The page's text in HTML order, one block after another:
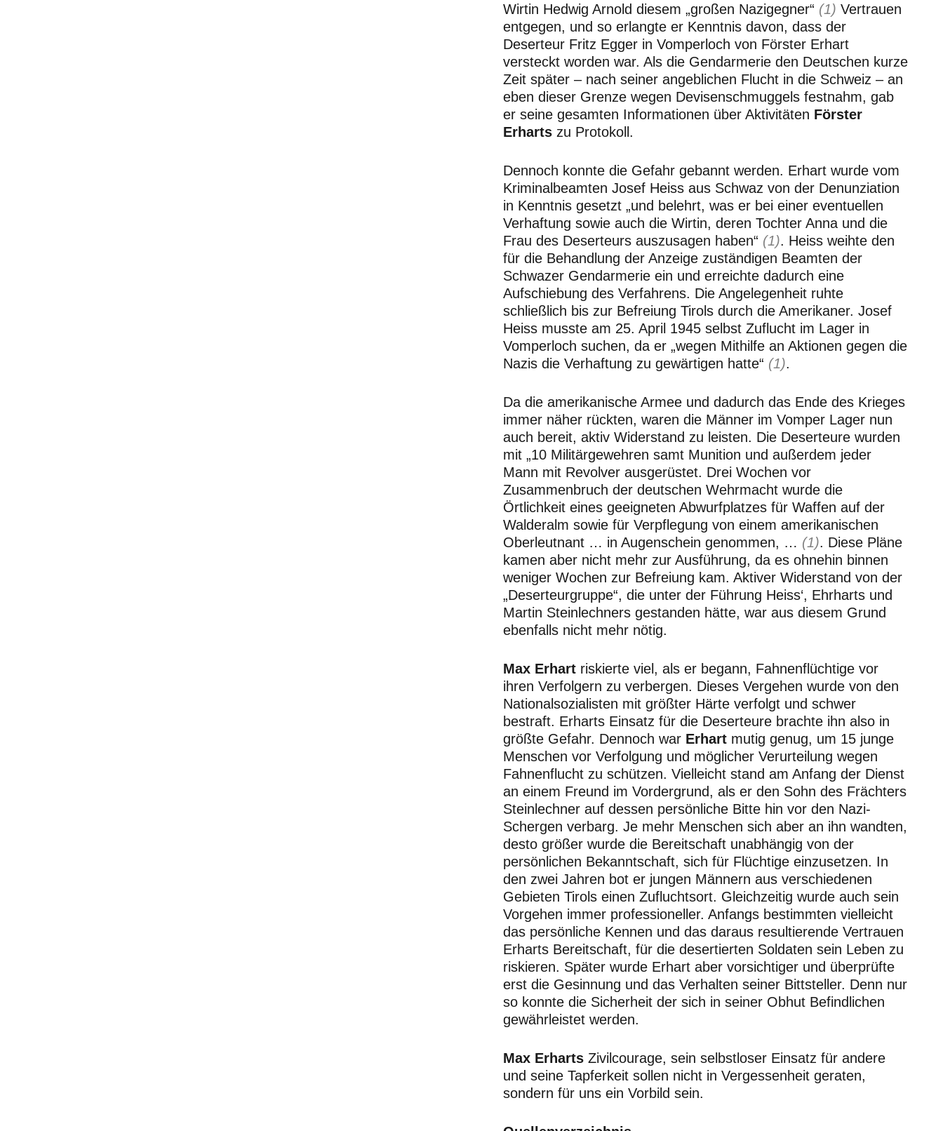
Wirtin Hedwig Arnold diesem „großen Nazigegner“ (1) Vertrauen
entgegen, und so erlangte er Kenntnis davon, dass der
Deserteur Fritz Egger in Vomperloch von Förster Erhart
versteckt worden war. Als die Gendarmerie den Deutschen kurze
Zeit später – nach seiner angeblichen Flucht in die Schweiz – an
eben dieser Grenze wegen Devisenschmuggels festnahm, gab
er seine gesamten Informationen über Aktivitäten Förster
Erharts zu Protokoll.
Dennoch konnte die Gefahr gebannt werden. Erhart wurde vom
Kriminalbeamten Josef Heiss aus Schwaz von der Denunziation
in Kenntnis gesetzt „und belehrt, was er bei einer eventuellen
Verhaftung sowie auch die Wirtin, deren Tochter Anna und die
Frau des Deserteurs auszusagen haben“ (1). Heiss weihte den
für die Behandlung der Anzeige zuständigen Beamten der
Schwazer Gendarmerie ein und erreichte dadurch eine
Aufschiebung des Verfahrens. Die Angelegenheit ruhte
schließlich bis zur Befreiung Tirols durch die Amerikaner. Josef
Heiss musste am 25. April 1945 selbst Zuflucht im Lager in
Vomperloch suchen, da er „wegen Mithilfe an Aktionen gegen die
Nazis die Verhaftung zu gewärtigen hatte“ (1).
Da die amerikanische Armee und dadurch das Ende des Krieges
immer näher rückten, waren die Männer im Vomper Lager nun
auch bereit, aktiv Widerstand zu leisten. Die Deserteure wurden
mit „10 Militärgewehren samt Munition und außerdem jeder
Mann mit Revolver ausgerüstet. Drei Wochen vor
Zusammenbruch der deutschen Wehrmacht wurde die
Örtlichkeit eines geeigneten Abwurfplatzes für Waffen auf der
Walderalm sowie für Verpflegung von einem amerikanischen
Oberleutnant … in Augenschein genommen, … (1). Diese Pläne
kamen aber nicht mehr zur Ausführung, da es ohnehin binnen
weniger Wochen zur Befreiung kam. Aktiver Widerstand von der
„Deserteurgruppe“, die unter der Führung Heiss‘, Ehrharts und
Martin Steinlechners gestanden hätte, war aus diesem Grund
ebenfalls nicht mehr nötig.
Max Erhart riskierte viel, als er begann, Fahnenflüchtige vor
ihren Verfolgern zu verbergen. Dieses Vergehen wurde von den
Nationalsozialisten mit größter Härte verfolgt und schwer
bestraft. Erharts Einsatz für die Deserteure brachte ihn also in
größte Gefahr. Dennoch war Erhart mutig genug, um 15 junge
Menschen vor Verfolgung und möglicher Verurteilung wegen
Fahnenflucht zu schützen. Vielleicht stand am Anfang der Dienst
an einem Freund im Vordergrund, als er den Sohn des Frächters
Steinlechner auf dessen persönliche Bitte hin vor den Nazi-
Schergen verbarg. Je mehr Menschen sich aber an ihn wandten,
desto größer wurde die Bereitschaft unabhängig von der
persönlichen Bekanntschaft, sich für Flüchtige einzusetzen. In
den zwei Jahren bot er jungen Männern aus verschiedenen
Gebieten Tirols einen Zufluchtsort. Gleichzeitig wurde auch sein
Vorgehen immer professioneller. Anfangs bestimmten vielleicht
das persönliche Kennen und das daraus resultierende Vertrauen
Erharts Bereitschaft, für die desertierten Soldaten sein Leben zu
riskieren. Später wurde Erhart aber vorsichtiger und überprüfte
erst die Gesinnung und das Verhalten seiner Bittsteller. Denn nur
so konnte die Sicherheit der sich in seiner Obhut Befindlichen
gewährleistet werden.
Max Erharts Zivilcourage, sein selbstloser Einsatz für andere
und seine Tapferkeit sollen nicht in Vergessenheit geraten,
sondern für uns ein Vorbild sein.